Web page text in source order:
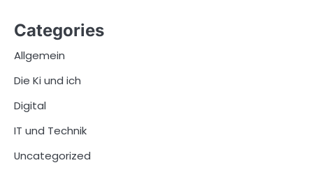
Categories
Allgemein
Die Ki und ich
Digital
IT und Technik
Uncategorized